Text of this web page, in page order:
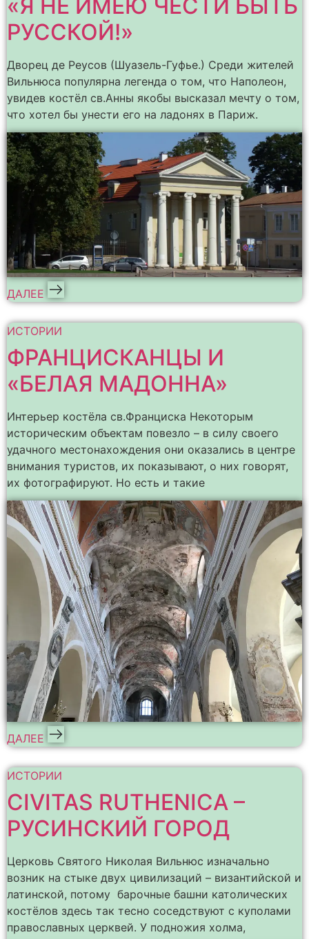
«Я НЕ ИМЕЮ ЧЕСТИ БЫТЬ
РУССКОЙ!»
Дворец де Реусов (Шуазель-Гуфье.) Среди жителей
Вильнюса популярна легенда о том, что Наполеон,
увидев костёл св.Анны якобы высказал мечту о том,
что хотел бы унести его на ладонях в Париж.
ДАЛЕЕ
ИСТОРИИ
ФРАНЦИСКАНЦЫ И
«БЕЛАЯ МАДОННА»
Интерьер костёла св.Франциска Некоторым
историческим объектам повезло – в силу своего
удачного местонахождения они оказались в центре
внимания туристов, их показывают, о них говорят,
их фотографируют. Но есть и такие
ДАЛЕЕ
ИСТОРИИ
CIVITAS RUTHENICA –
РУСИНСКИЙ ГОРОД
Церковь Святого Николая Вильнюс изначально
возник на стыке двух цивилизаций – византийской и
латинской, потому барочные башни католических
костёлов здесь так тесно соседствуют с куполами
православных церквей. У подножия холма,